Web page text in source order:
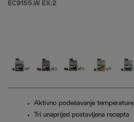
EC9155.W EX:2
Aktivno podešavanje temperature
Tri unaprijed postavljena recepta